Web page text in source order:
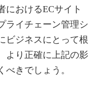
におけるECサイト
ライチェーン管理シ
ビジネスにとって根
より正確に上記の影
きでしょう。